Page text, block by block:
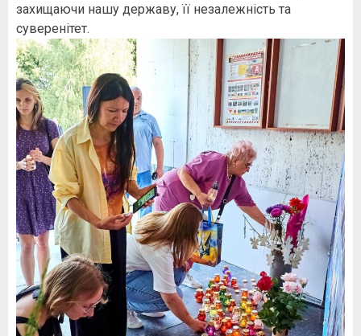
захищаючи нашу державу, її незалежність та
суверенітет.